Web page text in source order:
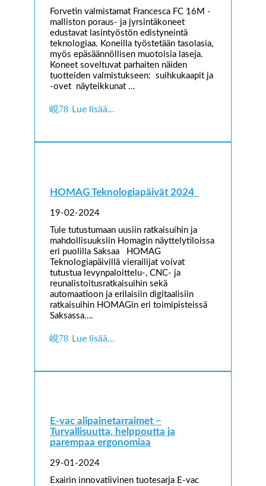
Forvetin valmistamat Francesca FC 16M -
malliston poraus- ja jyrsintäkoneet
edustavat lasintyöstön edistyneintä
teknologiaa. Koneilla työstetään tasolasia,
myös epäsäännöllisen muotoisia laseja.
Koneet soveltuvat parhaiten näiden
tuotteiden valmistukseen: suihkukaapit ja
-ovet näyteikkunat …
Lue lisää…
HOMAG Teknologiapäivät 2024
19-02-2024
Tule tutustumaan uusiin ratkaisuihin ja
mahdollisuuksiin Homagin näyttelytiloissa
eri puolilla Saksaa HOMAG
Teknologiapäivillä vierailijat voivat
tutustua levynpaloittelu-, CNC- ja
reunalistoitusratkaisuihin sekä
automaatioon ja erilaisiin digitaalisiin
ratkaisuihin HOMAGin eri toimipisteissä
Saksassa….
Lue lisää…
E-vac alipainetarraimet −
Turvallisuutta, helppoutta ja
parempaa ergonomiaa
29-01-2024
Exairin innovatiivinen tuotesarja E-vac